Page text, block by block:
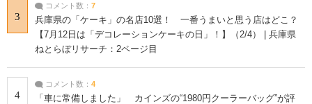
3
コメント数： 7
兵庫県の「ケーキ」の名店10選！ 一番うまいと思う店はどこ？
【7月12日は「デコレーションケーキの日」！】（2/4） | 兵庫県
ねとらぼリサーチ：2ページ目
4
コメント数： 4
「車に常備しました」 カインズの“1980円クーラーバッグ”が評